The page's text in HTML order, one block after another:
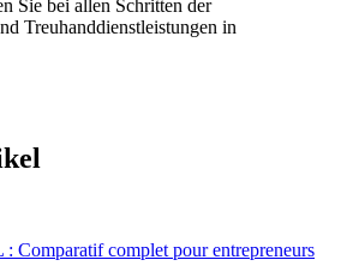
Sie bei allen Schritten der
Treuhanddienstleistungen in
Comparatif complet pour entrepreneurs